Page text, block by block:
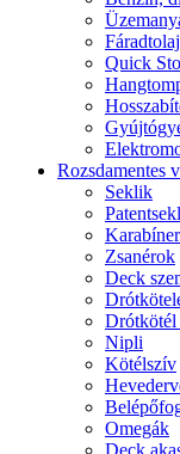
Quick
Rozsdamentes
Seklik
Zsanérok
Deck
Drótkötél
Nipli
Kötélszív
Omegák